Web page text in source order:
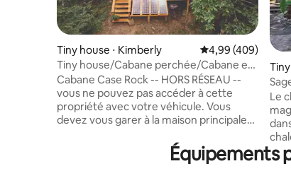
Tiny house ⋅ Kimberly Évaluation
4,99 (409)
Tiny house/Cabane perchée/Cabane en
rondins de bois
Cabane Case Rock -- HORS RÉSEAU --
vous ne pouvez pas accéder à cette
propriété avec votre véhicule. Vous
devez vous garer à la maison principale
dans un véhicule utilitaire Case Rock
conduit par un membre du personnel. -
Le
Équipements